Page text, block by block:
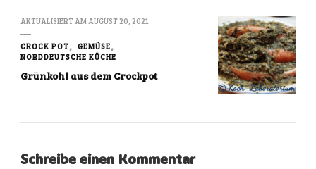
AKTUALISIERT AMAUGUST 20, 2021
CROCK POT
GEMÜSE
NORDDEUTSCHE KÜCHE
Grünkohl aus dem Crockpot
Schreibe einen Kommentar